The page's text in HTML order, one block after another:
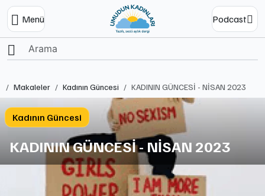
Menü Podcast
Ana Sayfa
Makaleler Kadının Güncesi KADININ GÜNCESİ - NİSAN 2023
Kadının Güncesi
KADININ GÜNCESİ - NİSAN 2023